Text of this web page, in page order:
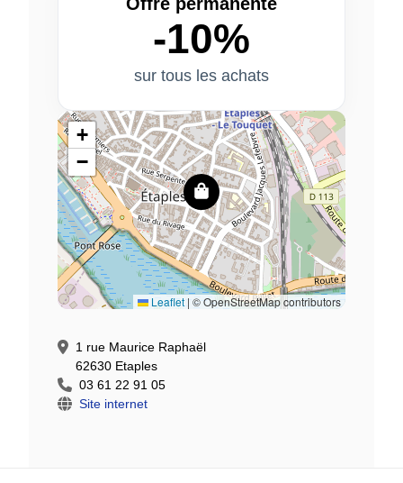
-10%
sur tous les achats
+
−
Leaflet | © OpenStreetMap contributors
1 rue Maurice Raphaël
62630 Etaples
03 61 22 91 05
Site internet